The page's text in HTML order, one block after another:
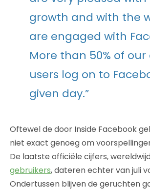
growth and with the
are engaged with
More than 50% of
users log on to
given day.”
Oftewel de door Inside Facebook
niet exact genoeg om
De laatste officiële cijfers,
gebruikers, dateren echter van juli
Ondertussen blijven de geruchten